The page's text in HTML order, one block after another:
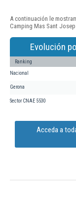
A continuación le
Camping Mas Sant
Evolución
Ranking
Nacional
Gerona
Sector CNAE 5530
Acceda a